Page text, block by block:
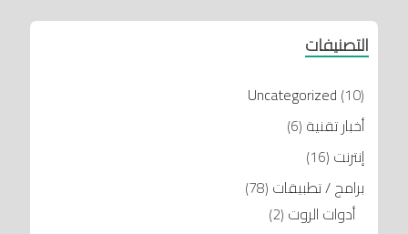
التصنيفات
Uncategorized (10)
أخبار تقنية (6)
إنترنت (16)
برامج / تطبيقات (78)
أدوات الروت (2)